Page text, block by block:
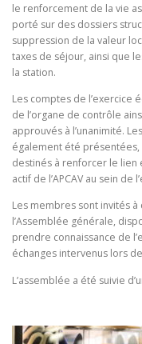
le renforcement de la vie
porté sur des dossiers
suppression de la valeur
taxes de séjour, ainsi que
la station.
Les comptes de l’exercice
de l’organe de contrôle
approuvés à l’unanimité.
également été
destinés à renforcer le
actif de l’APCAV au sein de
Les membres sont invités
l’Assemblée générale,
prendre connaissance de
échanges intervenus lors
L’assemblée a été suivie